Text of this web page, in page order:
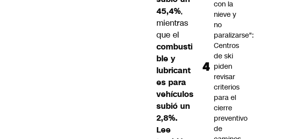
45,4%,
mientras
que el
combusti
ble y
lubricant
es para
vehículos
subió un
2,8%.
Lee
con la
nieve y
no
paralizarse":
Centros
de ski
piden
revisar
criterios
para el
cierre
preventivo
de